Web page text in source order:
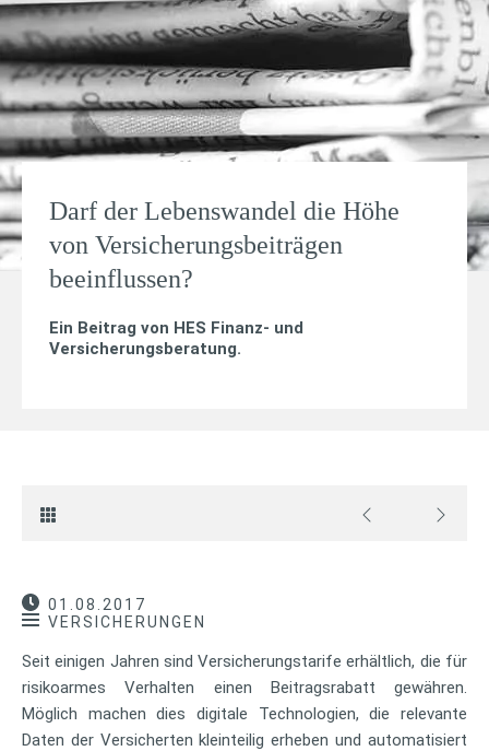
Darf der Lebenswandel die Höhe
von Versicherungsbeiträgen
beeinflussen?
Ein Beitrag von HES Finanz- und
Versicherungsberatung.
01.08.2017
VERSICHERUNGEN
Seit einigen Jahren sind Versicherungstarife erhältlich, die für
risikoarmes Verhalten einen Beitragsrabatt gewähren.
Möglich machen dies digitale Technologien, die relevante
Daten der Versicherten kleinteilig erheben und automatisiert